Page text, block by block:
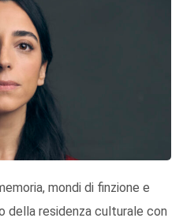
mondi di finzione e
della residenza culturale con